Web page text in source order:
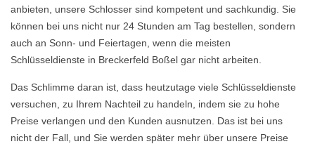
anbieten, unsere Schlosser sind kompetent und sachkundig. Sie
können bei uns nicht nur 24 Stunden am Tag bestellen, sondern
auch an Sonn- und Feiertagen, wenn die meisten
Schlüsseldienste in Breckerfeld Boßel gar nicht arbeiten.
Das Schlimme daran ist, dass heutzutage viele Schlüsseldienste
versuchen, zu Ihrem Nachteil zu handeln, indem sie zu hohe
Preise verlangen und den Kunden ausnutzen. Das ist bei uns
nicht der Fall, und Sie werden später mehr über unsere Preise